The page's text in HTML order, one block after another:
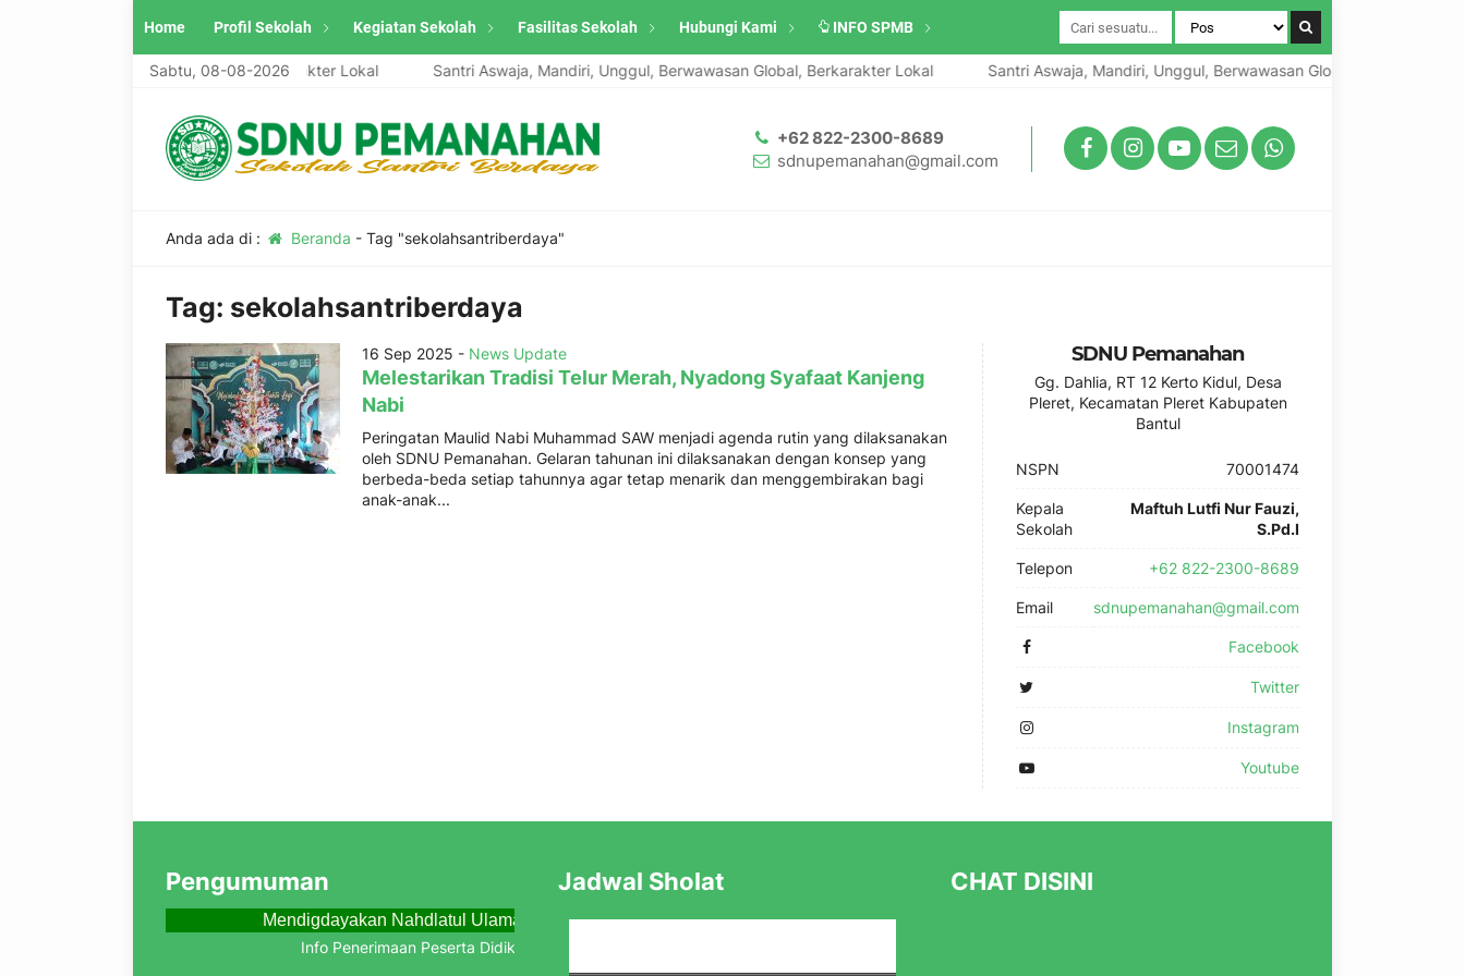
Home Profil Sekolah Kegiatan Sekolah Fasilitas Sekolah Hubungi Kami INFO SPMB
Sabtu, 08-08-2026
Unggul, Berwawasan Global, Berkarakter Lokal Santri Aswaja, Mandiri, Unggul, Berwawasan Global, Berkarakter Lokal Santri Aswaja, Mandiri, Unggul, Berwawasan Global, Berkarakter
+62 822-2300-8689
sdnupemanahan@gmail.com
Anda ada di : Beranda - Tag "sekolahsantriberdaya"
Tag: sekolahsantriberdaya
16 Sep 2025 - News Update
Melestarikan Tradisi Telur Merah, Nyadong Syafaat Kanjeng
Nabi
Peringatan Maulid Nabi Muhammad SAW menjadi agenda rutin yang dilaksanakan
oleh SDNU Pemanahan. Gelaran tahunan ini dilaksanakan dengan konsep yang
berbeda-beda setiap tahunnya agar tetap menarik dan menggembirakan bagi
anak-anak...
SDNU Pemanahan
Gg. Dahlia, RT 12 Kerto Kidul, Desa
Pleret, Kecamatan Pleret Kabupaten
Bantul
NSPN 70001474
Kepala
Sekolah
Maftuh Lutfi Nur Fauzi,
S.Pd.I
Telepon +62 822-2300-8689
Email sdnupemanahan@gmail.com
Facebook
Twitter
Instagram
Youtube
Pengumuman
Mendigdayakan Nahdlatul Ulama Menjemput Abad Kedua Menuju Kebangkitan Baru
Info Penerimaan Peserta Didik Baru Tahun Pelajaran 2025/2026
Jadwal Sholat CHAT DISINI